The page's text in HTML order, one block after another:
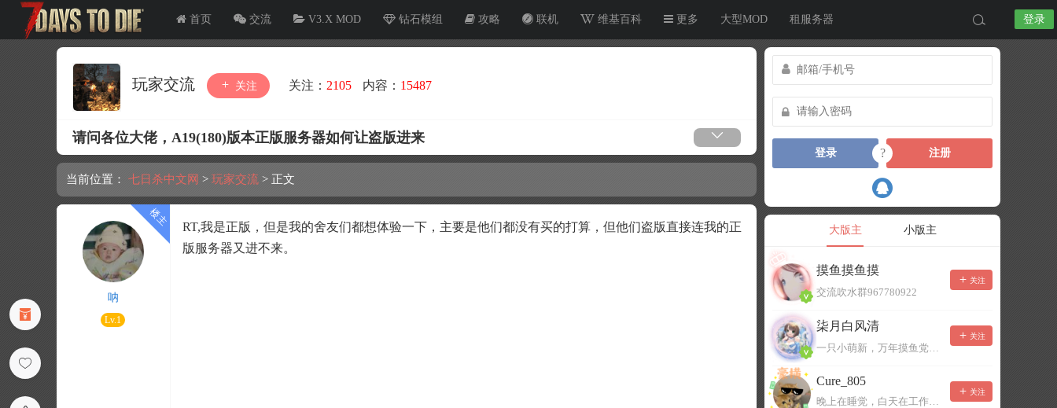
首页 交流 V3.X MOD 钻石模组 攻略 联机 维基百科 更多 大型MOD 租服务器 登录
玩家交流 关注 关注： 2105 内容： 15487
请问各位大佬，A19(180)版本正版服务器如何让盗版进来
当前位置： 七日杀中文网 > 玩家交流 > 正文
呐
Lv.1
RT,我是正版，但是我的舍友们都想体验一下，主要是他们都没有买的打算，但他们盗版直接连我的正
版服务器又进不来。
登录 ? 注册
大版主 小版主
摸鱼摸鱼摸
交流吹水群967780922
关注
柒月白风清
一只小萌新，万年摸鱼党！已经脱坑了。。。
关注
Cure_805
晚上在睡觉，白天在工作，不一定能及时回复，有事可以留言！
关注